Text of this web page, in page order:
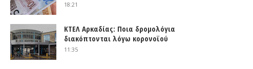
18:21
ΚΤΕΛ Αρκαδίας: Ποια δρομολόγια
διακόπτονται λόγω κορονοϊού
11:35